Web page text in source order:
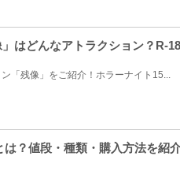
はどんなアトラクション？R-
「残像」をご紹介！ホラーナイト15...
は？値段・種類・購入方法を紹